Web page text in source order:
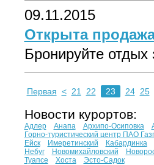
09.11.2015
Открыта
Бронируйте
Первая < 21 22 23 24 25
Новости курортов:
Адлер Анапа Архипо-Осиповка
Горно-туристический центр ПАО
Ейск
Имеретинский Кабардинка
Небуг
Новомихайловский
Туапсе
Хоста Эсто-Садок